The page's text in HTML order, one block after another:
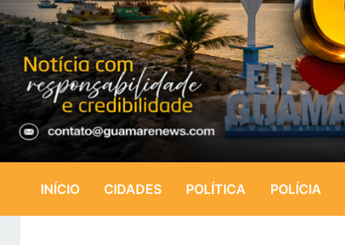
INÍCIO CIDADES POLÍTICA POLÍCIA